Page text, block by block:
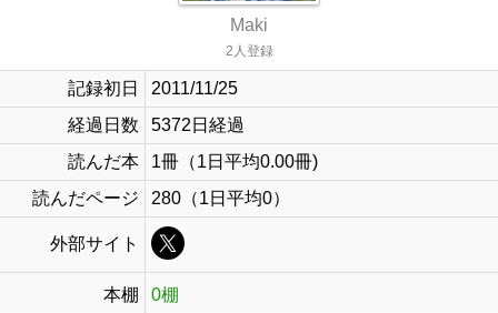
Maki
2人登録
記録初日
2011/11/25
経過日数
5372日経過
読んだ本
1冊（1日平均0.00冊)
読んだページ
280（1日平均0）
外部サイト
本棚 0棚